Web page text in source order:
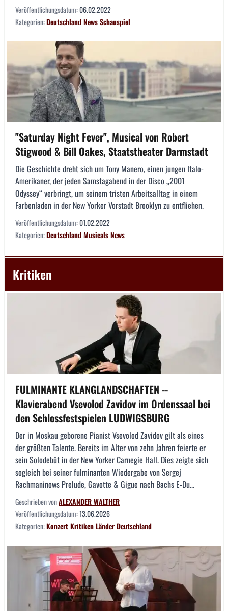
Veröffentlichungsdatum:06.02.2022
Kategorien:DeutschlandNewsSchauspiel
"Saturday Night Fever", Musical von Robert
Stigwood & Bill Oakes, Staatstheater Darmstadt
Die Geschichte dreht sich um Tony Manero, einen jungen Italo-
Amerikaner, der jeden Samstagabend in der Disco „2001
Odyssey“ verbringt, um seinem tristen Arbeitsalltag in einem
Farbenladen in der New Yorker Vorstadt Brooklyn zu entfliehen.
Veröffentlichungsdatum:01.02.2022
Kategorien:DeutschlandMusicalsNews
Kritiken
FULMINANTE KLANGLANDSCHAFTEN --
Klavierabend Vsevolod Zavidov im Ordenssaal bei
den Schlossfestspielen LUDWIGSBURG
Der in Moskau geborene Pianist Vsevolod Zavidov gilt als eines
der größten Talente. Bereits im Alter von zehn Jahren feierte er
sein Solodebüt in der New Yorker Carnegie Hall. Dies zeigte sich
sogleich bei seiner fulminanten Wiedergabe von Sergej
Rachmaninows Prelude, Gavotte & Gigue nach Bachs E-Du...
Geschrieben vonALEXANDER WALTHER
Veröffentlichungsdatum:13.06.2026
Kategorien:KonzertKritikenLänderDeutschland